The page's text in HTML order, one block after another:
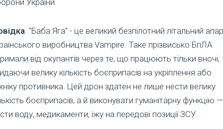
України.
. "Баба Яга" - це великий безпілотний літальний
виробництва Vampire. Таке прізвисько БпЛА
від окупантів через те, що працюють тільки вночі,
велику кількість боєприпасів на укріплення або
противника. Цей дрон здатен не лише нести велику
боєприпасів, а й виконувати гуманітарну функцію —
воду, медикаменти, їжу на передові позиції ЗСУ.